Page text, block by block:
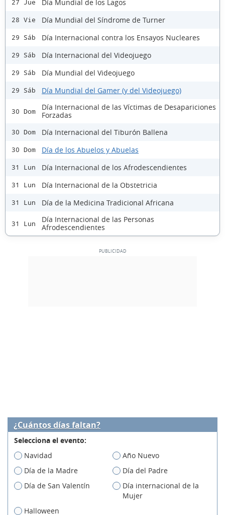
27 Jue Día Mundial de los Lagos
28 Vie Día Mundial del Síndrome de Turner
29 Sáb Día Internacional contra los Ensayos Nucleares
29 Sáb Día Internacional del Videojuego
29 Sáb Día Mundial del Videojuego
29 Sáb Día Mundial del Gamer (y del Videojuego)
30 Dom
Día Internacional de las Víctimas de Desapariciones
Forzadas
30 Dom Día Internacional del Tiburón Ballena
30 Dom Día de los Abuelos y Abuelas
31 Lun Día Internacional de los Afrodescendientes
31 Lun Día Internacional de la Obstetricia
31 Lun Día de la Medicina Tradicional Africana
31 Lun
Día Internacional de las Personas
Afrodescendientes
¿Cuántos días faltan?
Selecciona el evento:
Navidad
Año Nuevo
Día de la Madre
Día del Padre
Día de San Valentín
Día internacional de la
Mujer
Halloween